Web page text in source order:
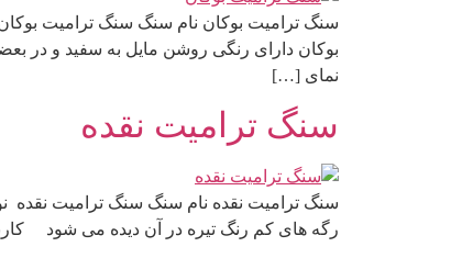
سنگ ترامیت بوکان نام سنگ سنگ ترامیت
بوکان دارای رنگی روشن مایل به سفید و در
نمای […]
سنگ ترامیت نقده
سنگ ترامیت نقده نام سنگ سنگ ترامیت نقده
رگه های کم رنگ تیره در آن دیده می شود